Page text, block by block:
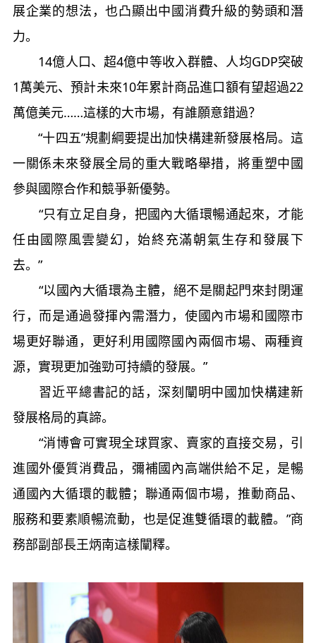
展企業的想法，也凸顯出中國消費升級的勢頭和潛
力。
14億人口、超4億中等收入群體、人均GDP突破
1萬美元、預計未來10年累計商品進口額有望超過22
萬億美元……這樣的大市場，有誰願意錯過？
“十四五”規劃綱要提出加快構建新發展格局。這
一關係未來發展全局的重大戰略舉措，將重塑中國
參與國際合作和競爭新優勢。
“只有立足自身，把國內大循環暢通起來，才能
任由國際風雲變幻，始終充滿朝氣生存和發展下
去。”
“以國內大循環為主體，絕不是關起門來封閉運
行，而是通過發揮內需潛力，使國內市場和國際市
場更好聯通，更好利用國際國內兩個市場、兩種資
源，實現更加強勁可持續的發展。”
習近平總書記的話，深刻闡明中國加快構建新
發展格局的真諦。
“消博會可實現全球買家、賣家的直接交易，引
進國外優質消費品，彌補國內高端供給不足，是暢
通國內大循環的載體；聯通兩個市場，推動商品、
服務和要素順暢流動，也是促進雙循環的載體。”商
務部副部長王炳南這樣闡釋。